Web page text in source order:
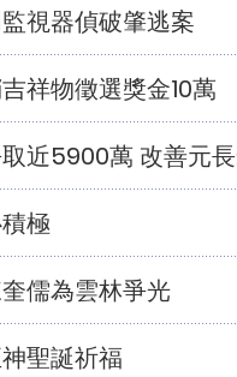
視器偵破肇逃案
祥物徵選獎金10萬
近5900萬 改善元
極
儒為雲林爭光
聖誕祈福